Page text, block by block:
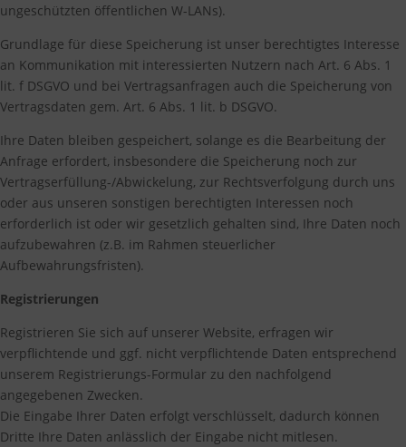
ungeschützten öffentlichen W-LANs).
Grundlage für diese Speicherung ist unser berechtigtes Interesse
an Kommunikation mit interessierten Nutzern nach Art. 6 Abs. 1
lit. f DSGVO und bei Vertragsanfragen auch die Speicherung von
Vertragsdaten gem. Art. 6 Abs. 1 lit. b DSGVO.
Ihre Daten bleiben gespeichert, solange es die Bearbeitung der
Anfrage erfordert, insbesondere die Speicherung noch zur
Vertragserfüllung-/Abwickelung, zur Rechtsverfolgung durch uns
oder aus unseren sonstigen berechtigten Interessen noch
erforderlich ist oder wir gesetzlich gehalten sind, Ihre Daten noch
aufzubewahren (z.B. im Rahmen steuerlicher
Aufbewahrungsfristen).
Registrierungen
Registrieren Sie sich auf unserer Website, erfragen wir
verpflichtende und ggf. nicht verpflichtende Daten entsprechend
unserem Registrierungs-Formular zu den nachfolgend
angegebenen Zwecken.
Die Eingabe Ihrer Daten erfolgt verschlüsselt, dadurch können
Dritte Ihre Daten anlässlich der Eingabe nicht mitlesen.